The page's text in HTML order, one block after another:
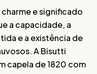
e significado
a capacidade, a
e a existência de
A Bisutti
capela de 1820 com